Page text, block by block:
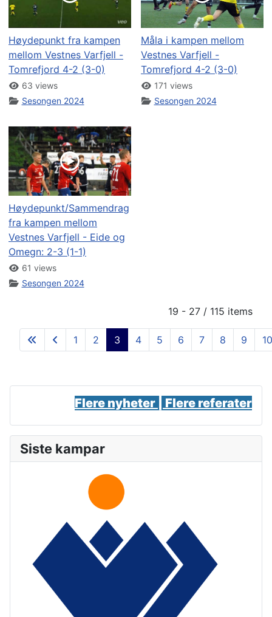
Høydepunkt fra kampen
mellom Vestnes Varfjell -
Tomrefjord 4-2 (3-0)
63 views
Sesongen 2024
Måla i kampen mellom
Vestnes Varfjell -
Tomrefjord 4-2 (3-0)
171 views
Sesongen 2024
Høydepunkt/Sammendrag
fra kampen mellom
Vestnes Varfjell - Eide og
Omegn: 2-3 (1-1)
61 views
Sesongen 2024
19 - 27 / 115 items
1 2 3 4 5 6 7 8 9 10
Flere nyheter | Flere referater
Siste kampar